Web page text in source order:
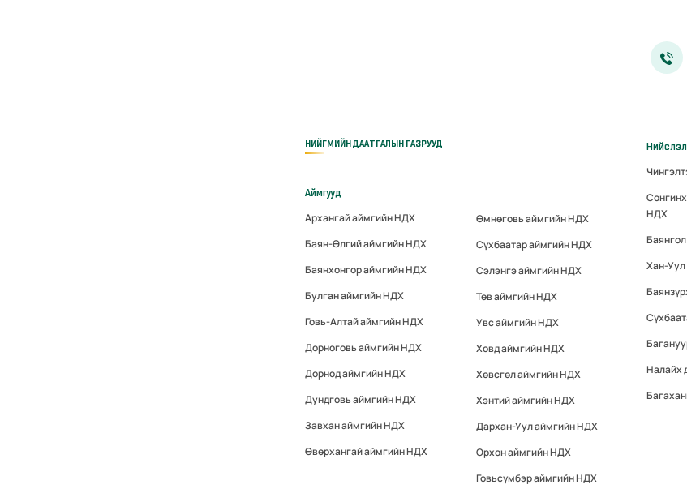
НИЙГМИЙН ДААТГАЛЫН ГАЗРУУД
Аймгууд
Архангай аймгийн НДХ
Баян-Өлгий аймгийн НДХ
Баянхонгор аймгийн НДХ
Булган аймгийн НДХ
Говь-Алтай аймгийн НДХ
Дорноговь аймгийн НДХ
Дорнод аймгийн НДХ
Дундговь аймгийн НДХ
Завхан аймгийн НДХ
Өвөрхангай аймгийн НДХ
Өмнөговь аймгийн НДХ
Сүхбаатар аймгийн НДХ
Сэлэнгэ аймгийн НДХ
Төв аймгийн НДХ
Увс аймгийн НДХ
Ховд аймгийн НДХ
Хөвсгөл аймгийн НДХ
Хэнтий аймгийн НДХ
Дархан-Уул аймгийн НДХ
Орхон аймгийн НДХ
Говьсүмбэр аймгийн НДХ
НДХ
Хан-
Налайх